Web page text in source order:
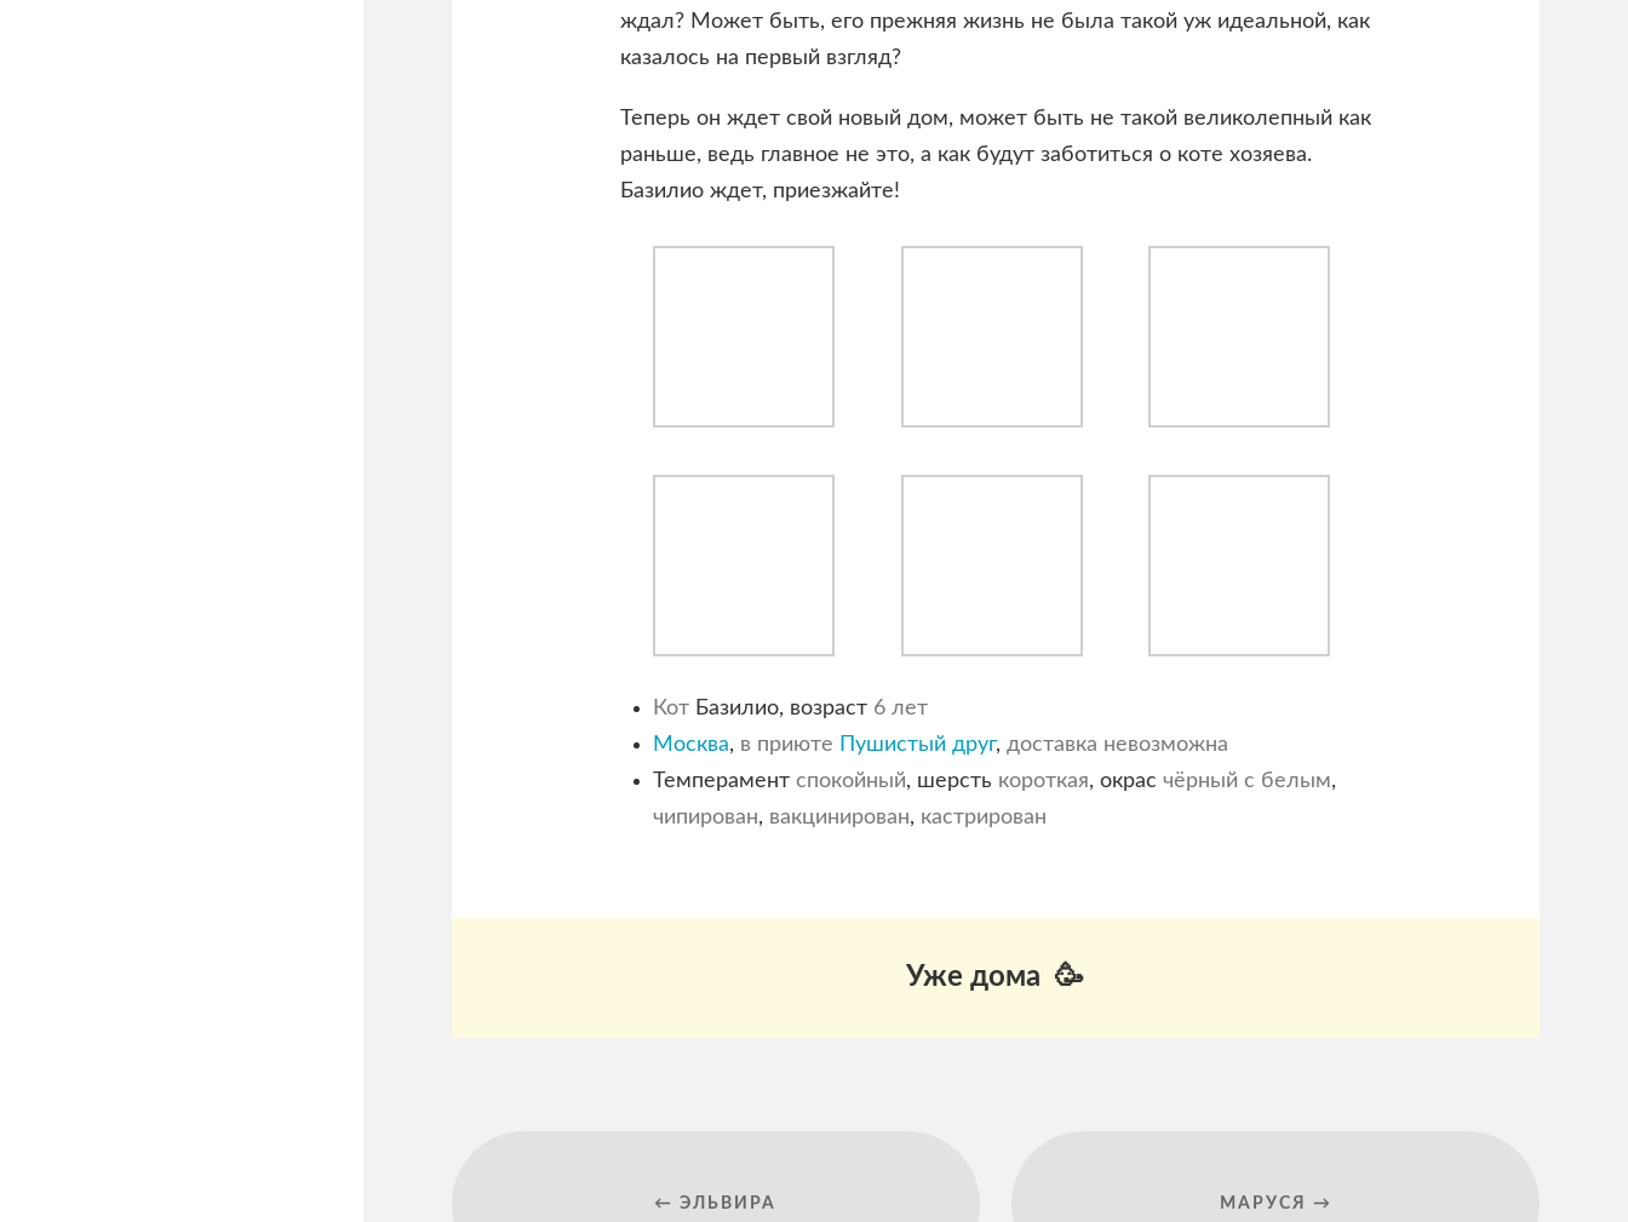
ждал? Может быть, его прежняя жизнь не была такой уж идеальной, как
казалось на первый взгляд?
Теперь он ждет свой новый дом, может быть не такой великолепный как
раньше, ведь главное не это, а как будут заботиться о коте хозяева.
Базилио ждет, приезжайте!
КотБазилио, возраст 6 лет
Москва, в приюте Пушистый друг, доставка невозможна
Темперамент спокойный, шерсть короткая, окрас чёрный с белым,
чипирован, вакцинирован, кастрирован
Уже дома 🥳
← ЭЛЬВИРА МАРУСЯ →